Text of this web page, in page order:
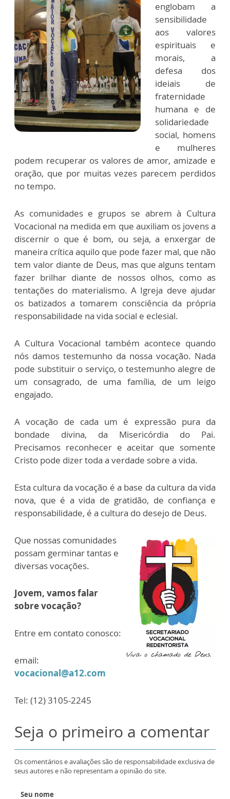
englobam a
sensibilidade
aos valores
espirituais e
morais, a
defesa dos
ideiais de
fraternidade
humana e de
solidariedade
social, homens
e mulheres
podem recuperar os valores de amor, amizade e
oração, que por muitas vezes parecem perdidos
no tempo.
As comunidades e grupos se abrem à Cultura
Vocacional na medida em que auxiliam os jovens a
discernir o que é bom, ou seja, a enxergar de
maneira crítica aquilo que pode fazer mal, que não
tem valor diante de Deus, mas que alguns tentam
fazer brilhar diante de nossos olhos, como as
tentações do materialismo. A Igreja deve ajudar
os batizados a tomarem consciência da própria
responsabilidade na vida social e eclesial.
A Cultura Vocacional também acontece quando
nós damos testemunho da nossa vocação. Nada
pode substituir o serviço, o testemunho alegre de
um consagrado, de uma família, de um leigo
engajado.
A vocação de cada um é expressão pura da
bondade divina, da Misericórdia do Pai.
Precisamos reconhecer e aceitar que somente
Cristo pode dizer toda a verdade sobre a vida.
Esta cultura da vocação é a base da cultura da vida
nova, que é a vida de gratidão, de confiança e
responsabilidade, é a cultura do desejo de Deus.
Que nossas comunidades
possam germinar tantas e
diversas vocações.
Jovem, vamos falar
sobre vocação?
Entre em contato conosco:
email:
vocacional@a12.com
Tel: (12) 3105-2245
Seja o primeiro a comentar
Os comentários e avaliações são de responsabilidade exclusiva de
seus autores e não representam a opinião do site.
Seu nome